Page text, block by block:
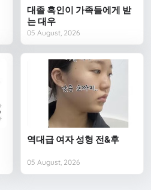
대졸 흑인이 가족들에게 받
는 대우
05 August, 2026
역대급 여자 성형 전&후
05 August, 2026